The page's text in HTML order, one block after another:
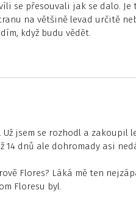
se přesouvali jak se dalo.
na většině levad určitě
když budu vědět.
jsem se rozhodl a zakoupil
14 dnů ale dohromady asi
Flores? Láká mě ten
Floresu byl.